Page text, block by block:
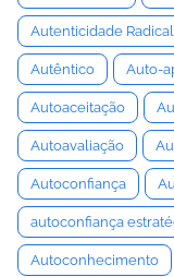
Autenticidade Radical
Autêntico Auto-
Autoaceitação
Autoavaliação
Autoconfiança
autoconfiança
Autoconhecimento